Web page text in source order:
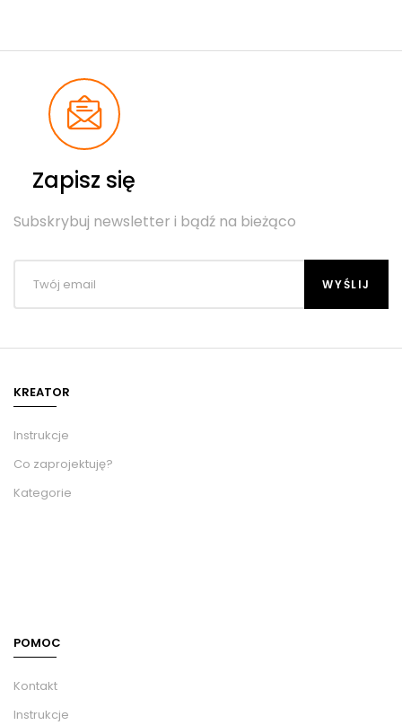
Zapisz się
Subskrybuj newsletter i bądź na bieżąco
KREATOR
Instrukcje
Co zaprojektuję?
Kategorie
POMOC
Kontakt
Instrukcje